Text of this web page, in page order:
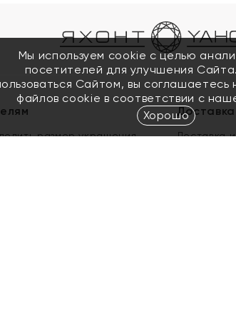
размер украшения
Доставка
Мы используем cookie с целью
посетителей для улучшения
Сайтом, вы соглашаетесь
файлов cookie в соответствии с
Хорошо